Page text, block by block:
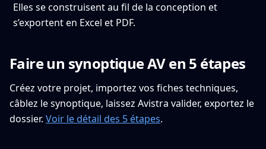
Elles se construisent au fil de la conception et
s’exportent en Excel et PDF.
Faire un synoptique AV en 5 étapes
Créez votre projet, importez vos fiches techniques,
câblez le synoptique, laissez Avistra valider, exportez le
dossier. Voir le détail des 5 étapes.